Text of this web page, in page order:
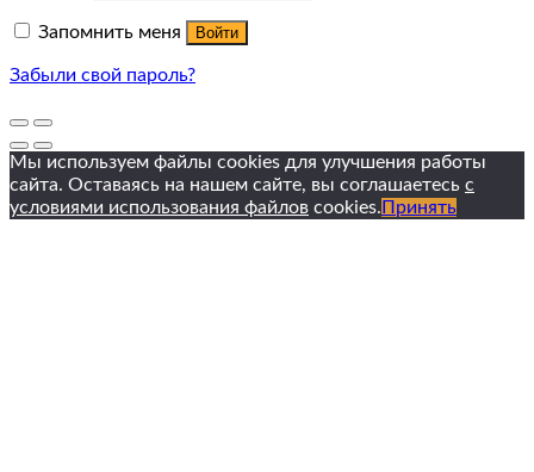
Запомнить меня Войти
Забыли свой пароль?
Мы используем файлы cookies для улучшения работы
сайта. Оставаясь на нашем сайте, вы соглашаетесь с
условиями использования файлов cookies. Принять